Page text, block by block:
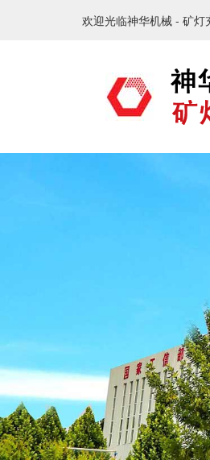
欢迎光临神华机械 - 矿灯